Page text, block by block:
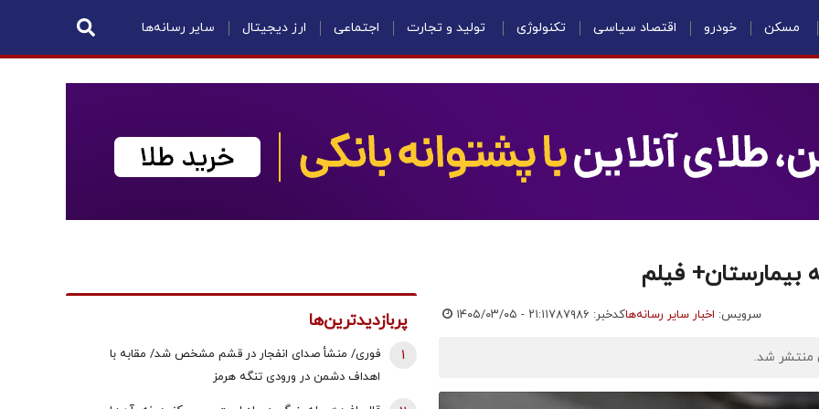
مسکن خودرو اقتصاد سیاسی تکنولوژی تولید و تجارت اجتماعی ارز دیجیتال سایر رسانه‌ها
بیمارستان+ فیلم
سرویس: اخبار سایر رسانه‌هاکدخبر: ۷۸۷۹۸۶ ۱۴۰۵/۰۳/۰۵ - ۲۱:۱۱
منتشر شد.
پربازدیدترین‌ها
فوری/ منشأ صدای انفجار در قشم مشخص شد/ مقابه با
اهداف دشمن در ورودی تنگه هرمز
1